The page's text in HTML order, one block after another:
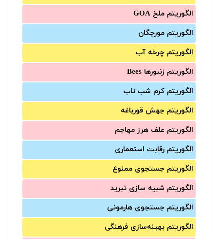
الگوریتم ملخ GOA
الگوریتم مورچگان
الگوریتم چرخه آب
الگوریتم زنبورها Bees
الگوریتم کرم شب تاب
الگوریتم جهش قورباغه
الگوریتم علف هرز مهاجم
الگوریتم رقابت استعماری
الگوریتم جستجوی ممنوع
الگوریتم شبیه سازی تبرید
الگوریتم جستجوی هارمونی
الگوریتم بهینه‌سازی فرهنگی